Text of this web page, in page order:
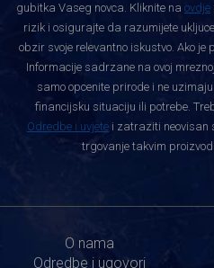
gubitka Vaseg novca. Kliknite na ovdje
rizik i osigurajte da razumijete
obzir svoje relevantno iskustvo. Ako
Informacije sadrzane na ovoj
samo opcenite prirode i ne
financijsku situaciju ili potrebe.
Odredbe i uvjete i zatraziti neovisan
trgovanje takvim
O nama
Odredbe i ugovori